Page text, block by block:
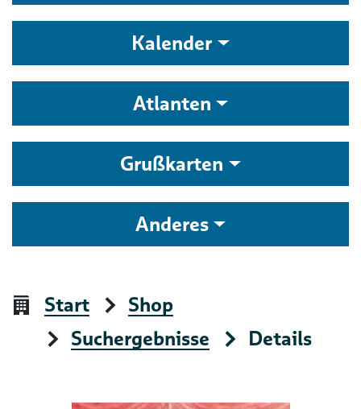
Kalender
Atlanten
Grußkarten
Anderes
Start
Shop
Suchergebnisse
Details